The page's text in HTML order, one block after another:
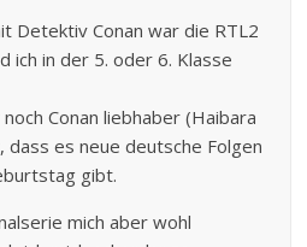
Detektiv Conan war die RTL2
ich in der 5. oder 6. Klasse
Conan liebhaber (Haibara
dass es neue deutsche Folgen
gibt.
mich aber wohl